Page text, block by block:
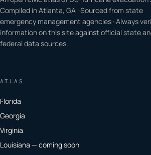
Compiled in Atlanta, GA · Sourced from state
emergency management agencies · Always
information on this site against official state
federal data sources.
ATLAS
Florida
Georgia
Virginia
Louisiana — coming soon